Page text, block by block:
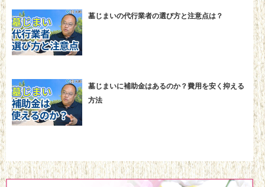
墓じまいの代行業者の選び方と注意点は？
墓じまいに補助金はあるのか？費用を安く抑える
方法